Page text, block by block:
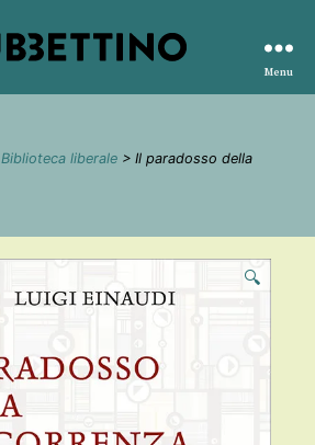
editore
Menu
Biblioteca liberale > Il paradosso della
🔍